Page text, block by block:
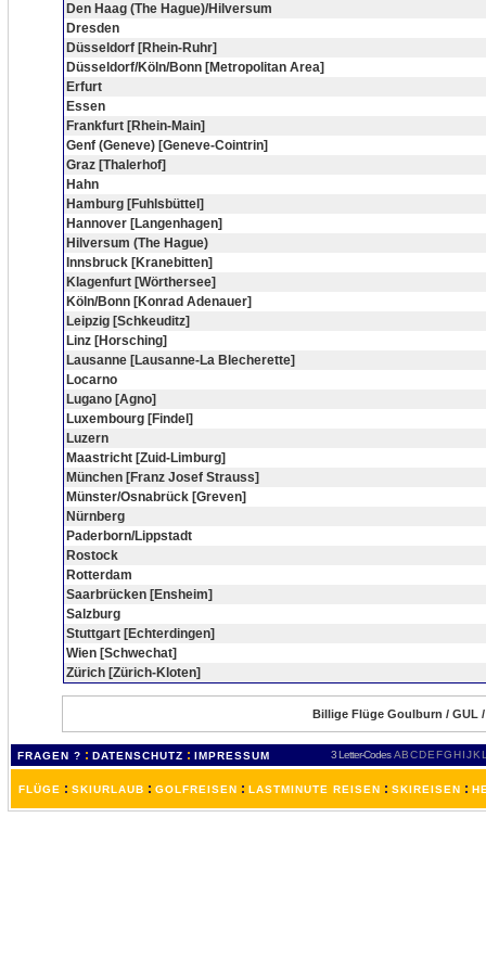
Den Haag (The Hague)/Hilversum
Dresden
Düsseldorf [Rhein-Ruhr]
Düsseldorf/Köln/Bonn [Metropolitan Area]
Erfurt
Essen
Frankfurt [Rhein-Main]
Genf (Geneve) [Geneve-Cointrin]
Graz [Thalerhof]
Hahn
Hamburg [Fuhlsbüttel]
Hannover [Langenhagen]
Hilversum (The Hague)
Innsbruck [Kranebitten]
Klagenfurt [Wörthersee]
Köln/Bonn [Konrad Adenauer]
Leipzig [Schkeuditz]
Linz [Horsching]
Lausanne [Lausanne-La Blecherette]
Locarno
Lugano [Agno]
Luxembourg [Findel]
Luzern
Maastricht [Zuid-Limburg]
München [Franz Josef Strauss]
Münster/Osnabrück [Greven]
Nürnberg
Paderborn/Lippstadt
Rostock
Rotterdam
Saarbrücken [Ensheim]
Salzburg
Stuttgart [Echterdingen]
Wien [Schwechat]
Zürich [Zürich-Kloten]
Billige Flüge Goulburn / GUL
FRAGEN ? : DATENSCHUTZ : IMPRESSUM 3 Letter-Codes ABCDEFGH IJKL
FLÜGE : SKIURLAUB : GOLFREISEN : LASTMINUTE REISEN : SKIREISEN :